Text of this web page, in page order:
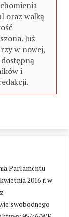
Parlamentu
2016 r. w
swobodnego
oraz walką
Już
w nowej,
i